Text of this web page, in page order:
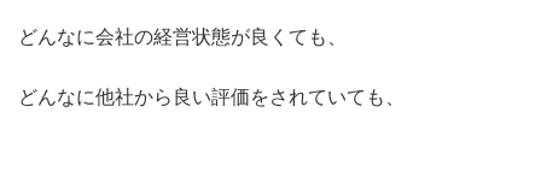
どんなに会社の経営状態が良くても、
どんなに他社から良い評価をされていても、